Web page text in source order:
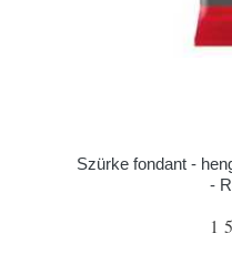
Szürke fondant -
-
1